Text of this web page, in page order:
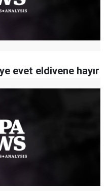
evet eldivene hayır